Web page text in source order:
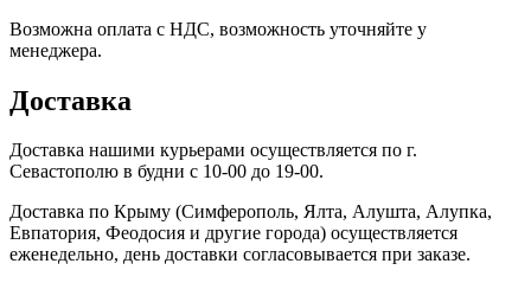
Возможна оплата с НДС, возможность уточняйте у
менеджера.
Доставка
Доставка нашими курьерами осуществляется по г.
Севастополю в будни с 10-00 до 19-00.
Доставка по Крыму (Симферополь, Ялта, Алушта, Алупка,
Евпатория, Феодосия и другие города) осуществляется
еженедельно, день доставки согласовывается при заказе.